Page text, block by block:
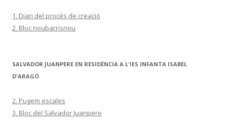
1. Diari del procés de creació
2. Bloc noubarrisnou
SALVADOR JUANPERE EN RESIDÈNCIA A L'IES INFANTA ISABEL
D'ARAGÓ
2. Pugem escales
3. Bloc del Salvador Juanpere